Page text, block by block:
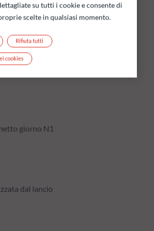
fondo al 05.08.2026
al 05.08.2026
giorno N1
dal lancio
su tutti i cookie e consente di
scelte in qualsiasi momento.
Rifiuta tutti
cookies